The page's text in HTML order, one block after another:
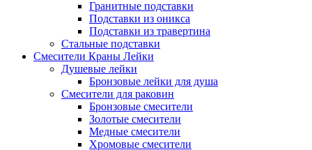
Гранитные подставки
Подставки из оникса
Подставки из травертина
Стальные подставки
Смесители Краны Лейки
Душевые лейки
Бронзовые лейки для душа
Смесители для раковин
Бронзовые смесители
Золотые смесители
Медные смесители
Хромовые смесители